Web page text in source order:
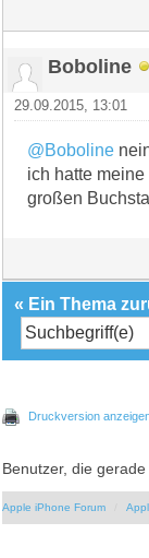
Boboline
29.09.2015, 13:01
@Boboline
ich hatte
großen
« Ein Thema
Druckversion
Benutzer, die
Apple iPhone Forum